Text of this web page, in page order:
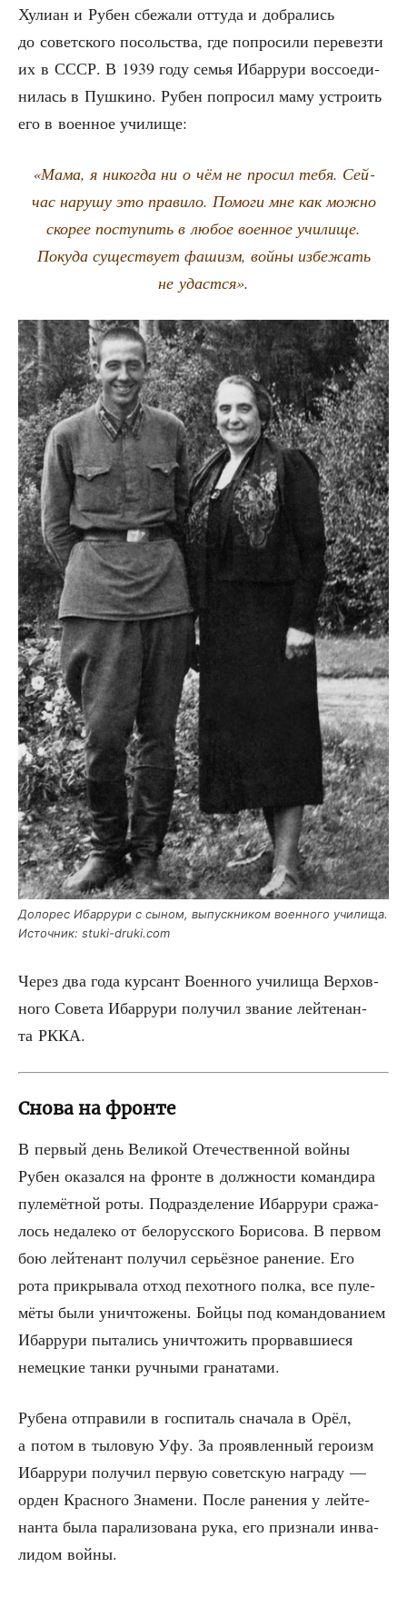
Хули­ан и Рубен сбе­жа­ли отту­да и добра­лись
до совет­ско­го посоль­ства, где попро­си­ли пере­вез­ти
их в СССР. В 1939 году семья Ибар­ру­ри вос­со­еди­
ни­лась в Пуш­ки­но. Рубен попро­сил маму устро­ить
его в воен­ное училище:
«Мама, я нико­гда ни о чём не про­сил тебя. Сей­
час нару­шу это пра­ви­ло. Помо­ги мне как мож­но
ско­рее посту­пить в любое воен­ное учи­ли­ще.
Поку­да суще­ству­ет фашизм, вой­ны избе­жать
не удастся».
Доло­рес Ибар­ру­ри с сыном, выпуск­ни­ком воен­но­го учи­ли­ща.
Источ­ник: stuki-druki.com
Через два года кур­сант Воен­но­го учи­ли­ща Вер­хов­
но­го Сове­та Ибар­ру­ри полу­чил зва­ние лей­те­нан­
та РККА.
Снова на фронте
В пер­вый день Вели­кой Оте­че­ствен­ной вой­ны
Рубен ока­зал­ся на фрон­те в долж­но­сти коман­ди­ра
пуле­мёт­ной роты. Под­раз­де­ле­ние Ибар­ру­ри сра­жа­
лось неда­ле­ко от бело­рус­ско­го Бори­со­ва. В пер­вом
бою лей­те­нант полу­чил серьёз­ное ране­ние. Его
рота при­кры­ва­ла отход пехот­но­го пол­ка, все пуле­
мё­ты были уни­что­же­ны. Бой­цы под коман­до­ва­ни­ем
Ибар­ру­ри пыта­лись уни­что­жить про­рвав­ши­е­ся
немец­кие тан­ки руч­ны­ми гранатами.
Рубе­на отпра­ви­ли в гос­пи­таль сна­ча­ла в Орёл,
а потом в тыло­вую Уфу. За про­яв­лен­ный геро­изм
Ибар­ру­ри полу­чил первую совет­скую награ­ду —
орден Крас­но­го Зна­ме­ни. После ране­ния у лей­те­
нан­та была пара­ли­зо­ва­на рука, его при­зна­ли инва­
ли­дом войны.